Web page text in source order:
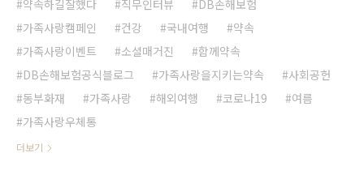
약속하길잘했다
직무인터뷰
DB손해보험
가족사랑캠페인
건강 국내여행
약속
가족사랑이벤트
소셜매거진
함께약속
DB손해보험공식블로그
가족사랑을지키는약속
사회공헌
동부화재
가족사랑 해외여행 코로나19
여름
가족사랑우체통
더보기